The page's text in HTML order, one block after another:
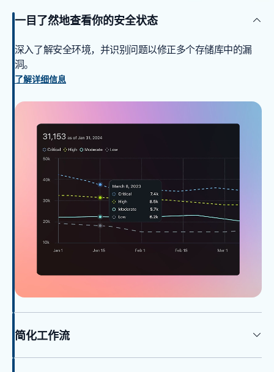
一目了然地查看你的安全状态
深入了解安全环境，并识别问题以修正多个存储库中的漏
洞。
了解详细信息
简化工作流